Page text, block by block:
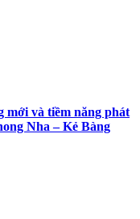
mới và tiềm năng phát
Nha – Kẻ Bàng